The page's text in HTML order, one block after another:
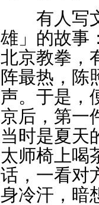
有人写文
雄」的故事
北京教拳，
阵最热，陈
声。于是，
京后，第一
当时是夏天
太师椅上喝
话，一看对
身冷汗，暗